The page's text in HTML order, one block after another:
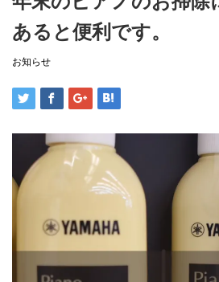
あると便利です。
お知らせ